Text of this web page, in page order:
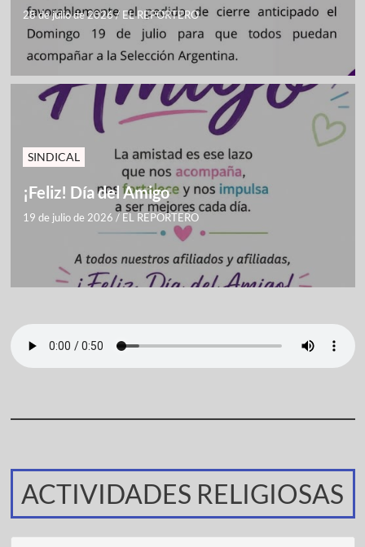
28 de julio de 2026/ EL REPORTERO
SINDICAL
¡Feliz! Día del Amigo
19 de julio de 2026 / EL REPORTERO
ACTIVIDADES RELIGIOSAS